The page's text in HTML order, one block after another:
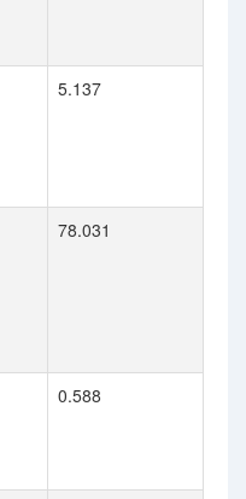
5.137
78.031
0.588